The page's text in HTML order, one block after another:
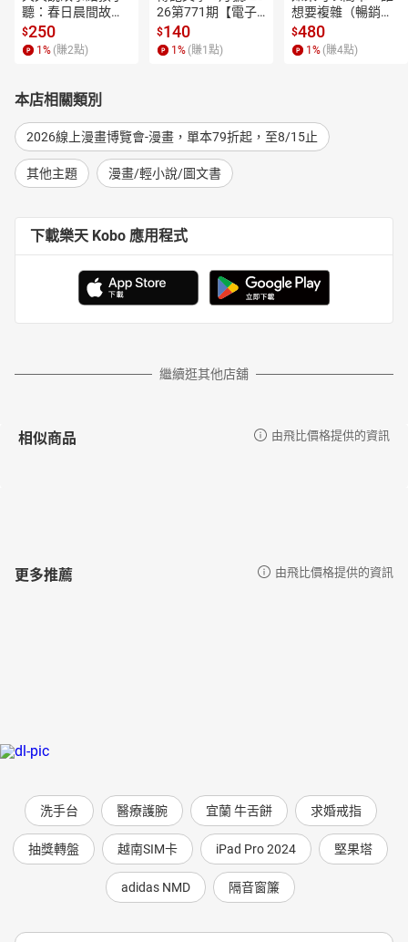
聽：春日晨間故事
【有聲書】
$250
1 % (賺2點)
26第771期【電子
書】
$140
1 % (賺1 點)
想要複雜（暢銷經
典新編版）【電子
書】
$480
1 % (賺4點)
本店相關類別
2026線上漫畫博覽會-漫畫，單本79折起，至8/15止
其他主題 漫畫/輕小說/圖文書
下載樂天 Kobo 應用程式
繼續逛其他店舖
相似商品 由飛比價格提供的資訊
更多推薦 由飛比價格提供的資訊
洗手台 醫療護腕 宜蘭 牛舌餅 求婚戒指
抽獎轉盤 越南SIM卡 iPad Pro 2024 堅果塔
adidas NMD 隔音窗簾